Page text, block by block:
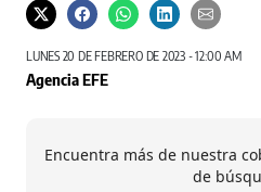
LUNES 20 DE FEBRERO DE 2023 - 12:00 AM
Agencia EFE
Encuentra más de nuestra
de